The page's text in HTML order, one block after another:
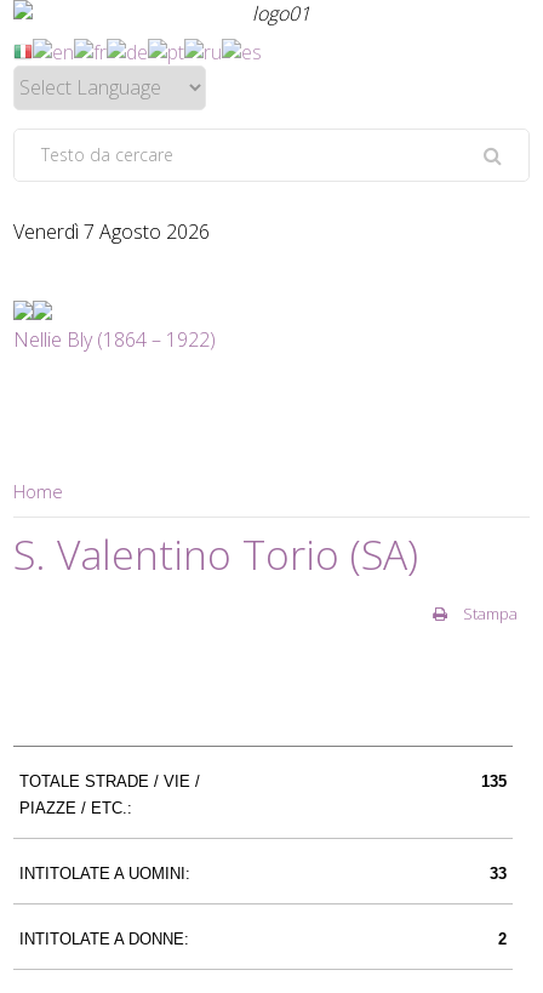
Venerdì 7 Agosto 2026
Nellie Bly (1864 – 1922)
Home
S. Valentino Torio (SA)
Stampa
TOTALE STRADE / VIE /
PIAZZE / ETC.:
135
INTITOLATE A UOMINI: 33
INTITOLATE A DONNE: 2